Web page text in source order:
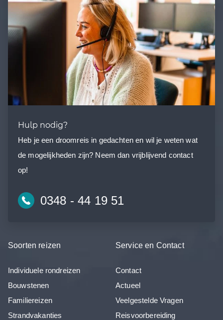
Hulp nodig?
Heb je een droomreis in gedachten en wil je weten wat
de mogelijkheden zijn? Neem dan vrijblijvend contact
op!
0348 - 44 19 51
Soorten reizen
Individuele rondreizen
Bouwstenen
Familiereizen
Strandvakanties
Service en Contact
Contact
Actueel
Veelgestelde Vragen
Reisvoorbereiding